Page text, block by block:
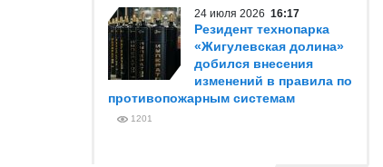
24 июля 2026 16:17
Резидент технопарка
«Жигулевская долина»
добился внесения
изменений в правила по
противопожарным системам
1201